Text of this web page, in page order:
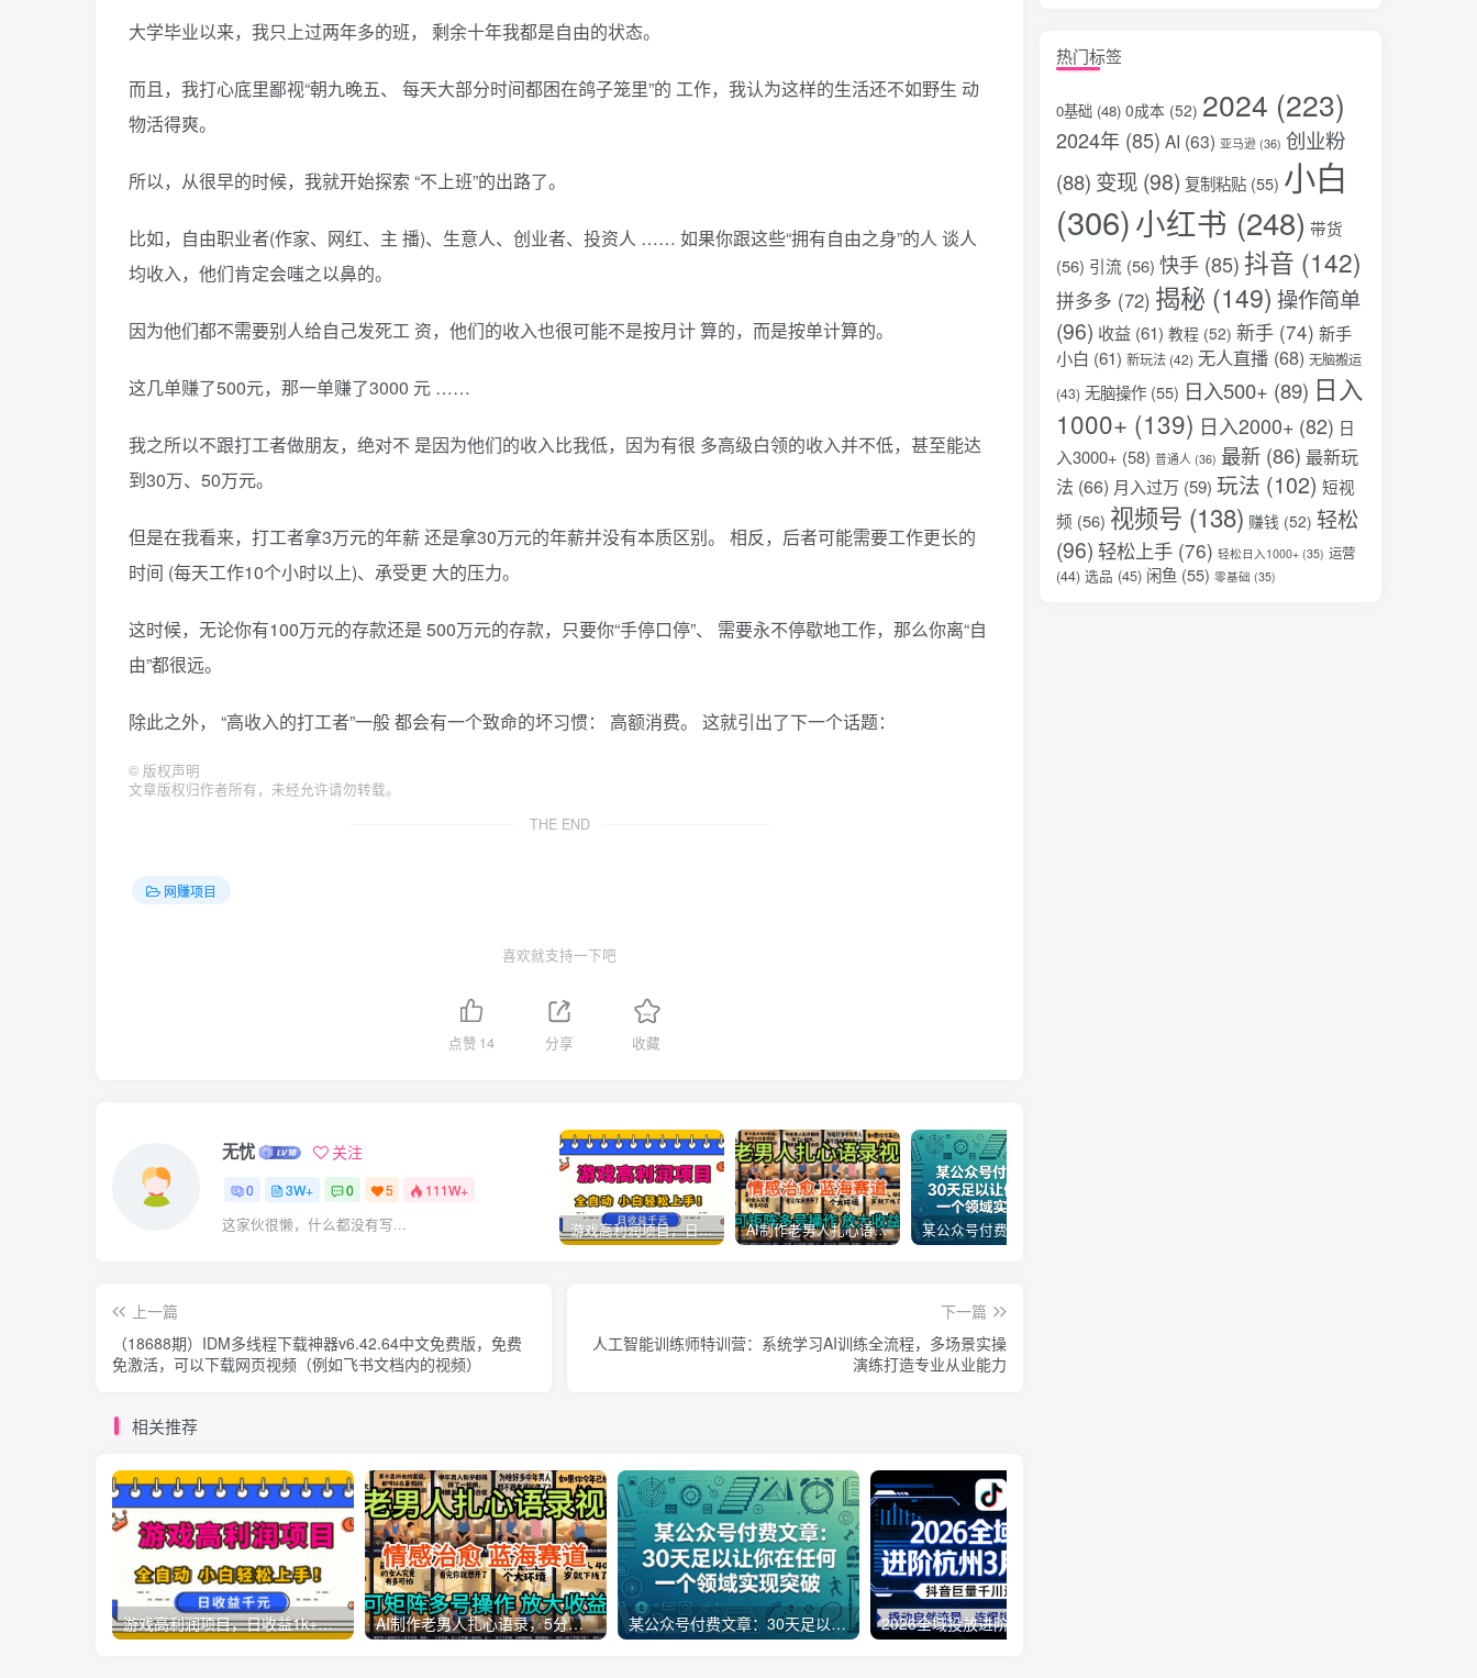
大学毕业以来，我只上过两年多的班， 剩余十年我都是自由的状态。
而且，我打心底里鄙视“朝九晚五、 每天大部分时间都困在鸽子笼里”的 工作，我认为这样的生活还不如野生 动
物活得爽。
所以，从很早的时候，我就开始探索 “不上班”的出路了。
比如，自由职业者(作家、网红、主 播)、生意人、创业者、投资人 …… 如果你跟这些“拥有自由之身”的人 谈人
均收入，他们肯定会嗤之以鼻的。
因为他们都不需要别人给自己发死工 资，他们的收入也很可能不是按月计 算的，而是按单计算的。
这几单赚了500元，那一单赚了3000 元 ……
我之所以不跟打工者做朋友，绝对不 是因为他们的收入比我低，因为有很 多高级白领的收入并不低，甚至能达
到30万、50万元。
但是在我看来，打工者拿3万元的年薪 还是拿30万元的年薪并没有本质区别。 相反，后者可能需要工作更长的
时间 (每天工作10个小时以上)、承受更 大的压力。
这时候，无论你有100万元的存款还是 500万元的存款，只要你“手停口停”、 需要永不停歇地工作，那么你离“自
由”都很远。
除此之外， “高收入的打工者”一般 都会有一个致命的坏习惯： 高额消费。 这就引出了下一个话题：
© 版权声明
文章版权归作者所有，未经允许请勿转载。
THE END
网赚项目
喜欢就支持一下吧
点赞 14 分享 收藏
无忧 关注
0 3W+ 0 5 111W+
这家伙很懒，什么都没有写... 游戏高利润项目，日收益1k+，全自动，无需值守，解放双手，小白轻松上手【揭秘】 AI制作老男人扎心语录，5分钟一条，操作简单，流量非常大，保姆级教程
上一篇
（18688期）IDM多线程下载神器v6.42.64中文免费版，免费
免激活，可以下载网页视频（例如飞书文档内的视频）
下一篇
人工智能训练师特训营：系统学习AI训练全流程，多场景实操
演练打造专业从业能力
相关推荐
游戏高利润项目，日收益1k+，全自动，无需值守，解放双手，小白轻松上手【揭秘】 AI制作老男人扎心语录，5分钟一条，操作简单，流量非常大，保姆级教程 某公众号付费文章：30天足以让你在任何一个领域实现突破
热门标签
0基础 (48) 0成本 (52) 2024 (223)
2024年 (85) AI (63) 亚马逊 (36) 创业粉
(88) 变现 (98) 复制粘贴 (55) 小白
(306)小红书 (248) 带货
(56) 引流 (56) 快手 (85) 抖音 (142)
拼多多 (72) 揭秘 (149) 操作简单
(96) 收益 (61) 教程 (52) 新手 (74) 新手
小白 (61) 新玩法 (42) 无人直播 (68) 无脑搬运
(43) 无脑操作 (55) 日入500+ (89) 日入
1000+ (139) 日入2000+ (82) 日
入3000+ (58) 普通人 (36) 最新 (86) 最新玩
法 (66) 月入过万 (59) 玩法 (102) 短视
频 (56) 视频号 (138) 赚钱 (52) 轻松
(96) 轻松上手 (76) 轻松日入1000+ (35) 运营
(44) 选品 (45) 闲鱼 (55) 零基础 (35)